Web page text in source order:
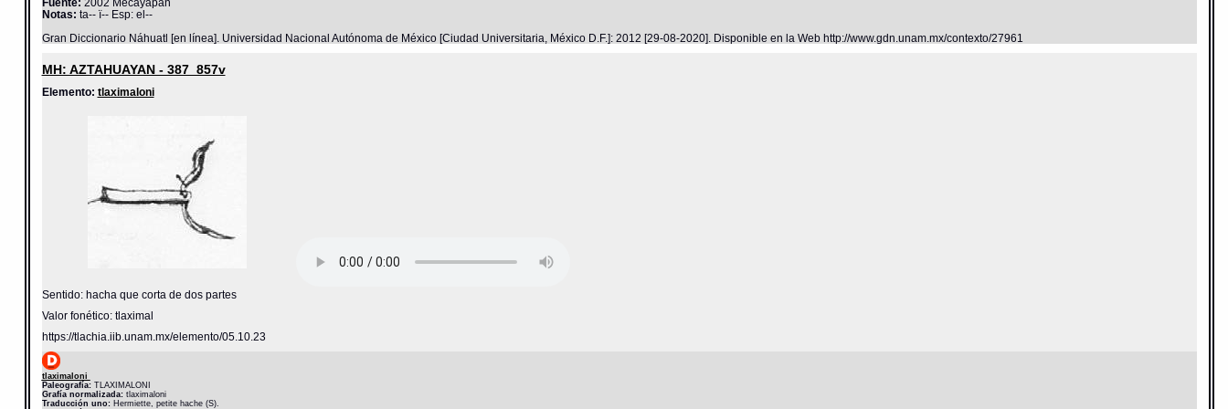
Notas: ta-- ï-- Esp: el--
Gran Diccionario Náhuatl [en línea]. Universidad Nacional Autónoma de México [Ciudad Universitaria, México D.F.]: 2012 [29-08-2020]. Disponible en la Web http://www.gdn.unam.mx/contexto/27961
MH: AZTAHUAYAN - 387_857v
Elemento: tlaximaloni
Sentido: hacha que corta de dos partes
Valor fonético: tlaximal
https://tlachia.iib.unam.mx/elemento/05.10.23
tlaximaloni
Paleografía:TLAXIMALONI
Grafía normalizada:tlaximaloni
Traducción uno:Hermiette, petite hache (S).